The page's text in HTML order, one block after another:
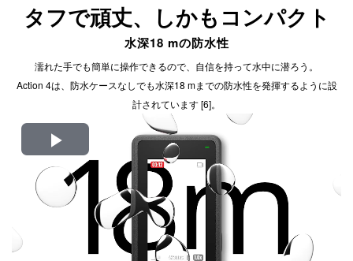
タフで頑丈、しかもコンパクト
水深18 mの防水性
濡れた手でも簡単に操作できるので、自信を持って水中に潜ろう。
Action 4は、防水ケースなしでも水深18 mまでの防水性を発揮するように設
計されています [6]。
Play
Video